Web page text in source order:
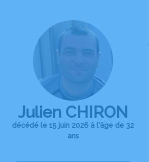
Julien CHIRON
décédé le 15 juin 2026 à l'âge de 32
ans